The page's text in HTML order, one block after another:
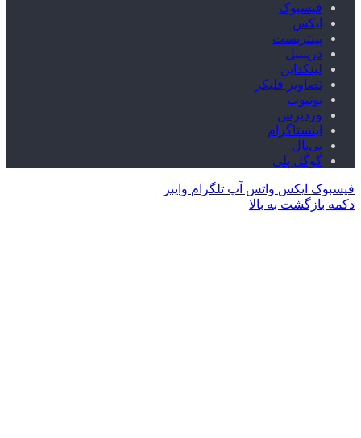
فیسبوک
ایکس
پینتریست
دریبببل
لینکداین
تصاویر فلیکر
یوتیوب
وردپرس
اینستاگرام
پی‌پال
گوگل پلی
فیسبوک ایکس واتس آپ تلگرام وایبر
دکمه بازگشت به بالا